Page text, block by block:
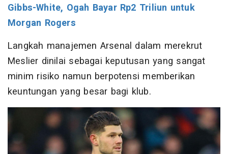
Gibbs-White, Ogah Bayar Rp2 Triliun untuk
Morgan Rogers
Langkah manajemen Arsenal dalam merekrut
Meslier dinilai sebagai keputusan yang sangat
minim risiko namun berpotensi memberikan
keuntungan yang besar bagi klub.